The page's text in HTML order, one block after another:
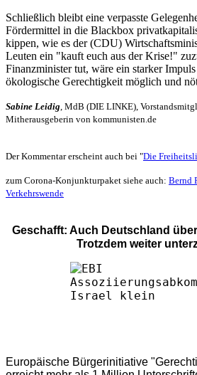
Schließlich bleibt eine verpasste
Fördermittel in die Blackbox
kippen, wie es der (CDU)
Leuten ein "kauft euch aus der Krise!"
Finanzminister tut, wäre ein starker
ökologische Gerechtigkeit möglich und
Sabine Leidig , MdB (DIE LINKE),
Mitherausgeberin von kommunisten.de
Der Kommentar erscheint auch bei "Die
zum Corona-Konjunkturpaket siehe auch: Bernd
Verkehrswende
Geschafft: Auch Deutschland
Trotzdem weiter
Europäische Bürgerinitiative